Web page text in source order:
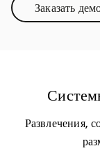
ЗаказатьLink
Развлечения,